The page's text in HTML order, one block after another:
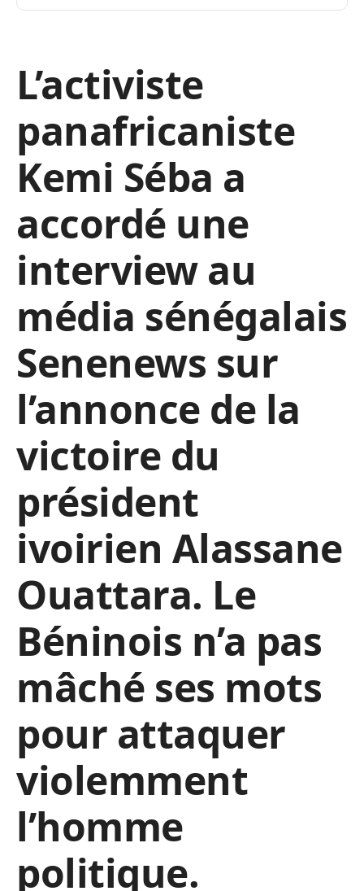
L’activiste
panafricaniste
Kemi Séba a
accordé une
interview au
média sénégalais
Senenews sur
l’annonce de la
victoire du
président
ivoirien Alassane
Ouattara. Le
Béninois n’a pas
mâché ses mots
pour attaquer
violemment
l’homme
politique.